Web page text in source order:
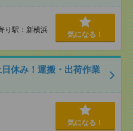
り駅：新横浜
気になる！
休み！運搬・出荷作業
気になる！